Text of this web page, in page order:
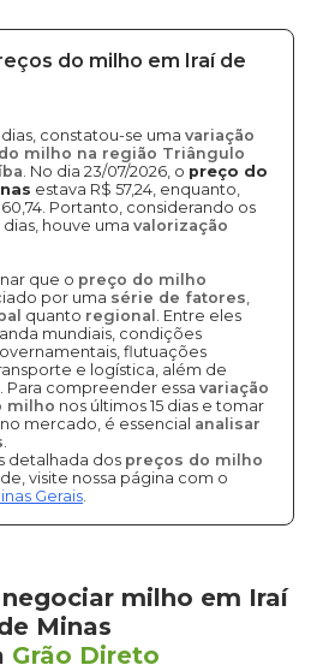
do milho em Iraí de
constatou-se uma variação
milho na região Triângulo
. No dia 23/07/2026, o preço do
estava R$ 57,24, enquanto,
Portanto, considerando os
dias, houve uma valorização
que o preço do milho
por uma série de fatores,
quanto regional . Entre eles
mundiais, condições
flutuações
e logística, além de
compreender essa variação
milho nos últimos 15 dias e tomar
mercado, é essencial analisar
.
detalhada dos preços do milho
visite nossa página com o
Gerais.
milho em Iraí
Minas
Grão Direto